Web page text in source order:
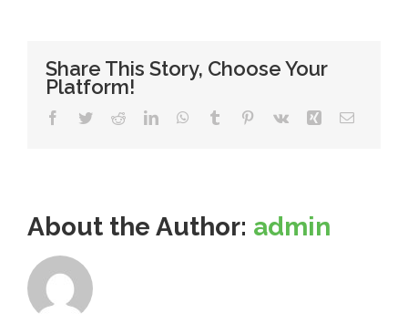
Share This Story, Choose Your
Platform!
Facebook
TwitterRedditLinkedInWhatsApp
Tumblr Pinterest
Vk Xing Email
About the Author: admin